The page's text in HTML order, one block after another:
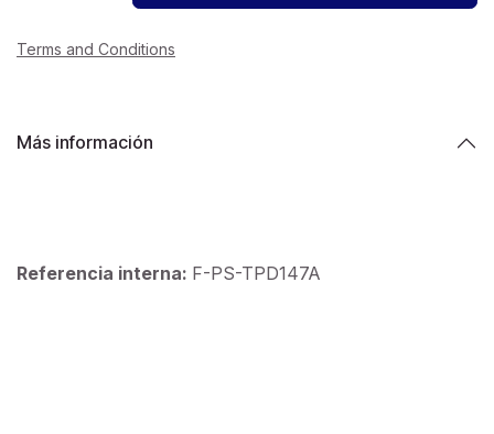
Terms and Conditions
Más información
Referencia interna: F-PS-TPD147A